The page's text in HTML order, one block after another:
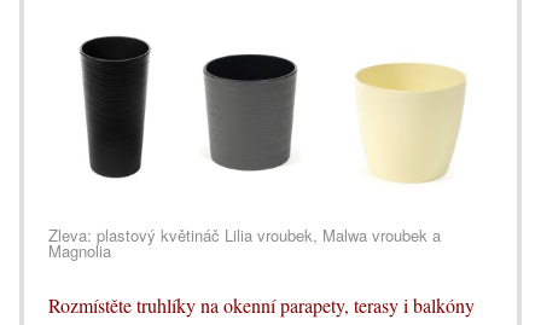
Zleva: plastový květináč Lilia vroubek, Malwa vroubek a
Magnolia
Rozmístěte truhlíky na okenní parapety, terasy i balkóny